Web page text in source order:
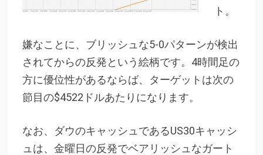
ト。
嫌なことに、ブリッシュな5-0パターンが検出
されてからの反発という絵柄です。4時間足の
方に優位性があるならば、ターゲットは次の
節目の$4522ドルあたりになります。
なお、ダウのキャッシュであるUS30キャッシ
ュは、金曜日の反発でベアリッシュなガート